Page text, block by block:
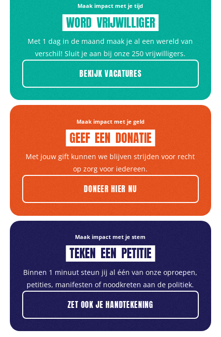
Maak impact met je tijd
WORD VRIJWILLIGER
Met 1 dag in de maand maak je al een wereld van
verschil! Sluit je aan bij onze 250 vrijwilligers.
BEKIJK VACATURES
Maak impact met je geld
GEEF EEN DONATIE
Met jouw gift kunnen we blijven strijden voor recht
op zorg voor iedereen.
DONEER HIER NU
Maak impact met je stem
TEKEN EEN PETITIE
Binnen 1 minuut steun jij al één van onze oproepen,
petities, manifesten of noodkreten aan de politiek.
ZET OOK JE HANDTEKENING